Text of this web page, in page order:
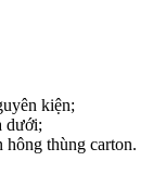
kiện;
dưới;
hông thùng carton.